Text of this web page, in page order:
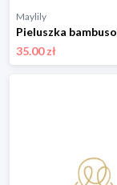
Maylily
35.00 zł